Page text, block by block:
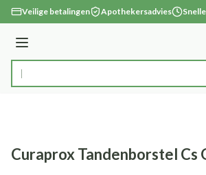
Ga naar de inhoud
Veilige betalingen Apothekersadvies
Menu
Product, merk, categorie...
Curaprox Tandenborstel Cs